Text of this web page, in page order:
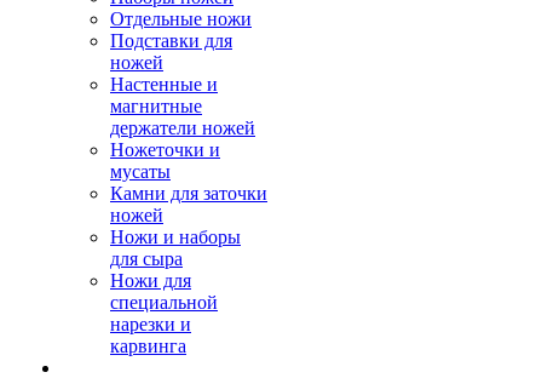
Отдельные ножи
Подставки для
ножей
Настенные и
магнитные
держатели ножей
Ножеточки и
мусаты
Камни для заточки
ножей
Ножи и наборы
для сыра
Ножи для
специальной
нарезки и
карвинга